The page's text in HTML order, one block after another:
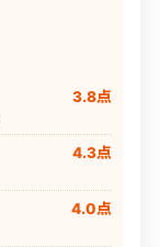
3.8点
4.3点
4.0点